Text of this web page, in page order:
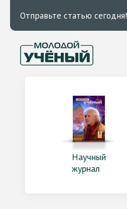
Отправьте статью сегодня!
Научный
журнал